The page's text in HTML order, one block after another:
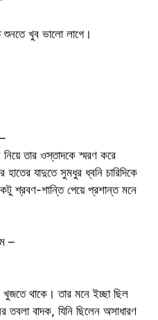
শুনতে খুব ভালো লাগে।
তার ওস্তাদকে স্মরণ করে
যাদুতে সুমধুর ধ্বনি চারিদিকে
শ্রবণ-শান্তি পেয়ে প্রশান্ত মনে
–
থাকে। তার মনে ইচ্ছা ছিল
বাদক, যিনি ছিলেন অসাধারণ